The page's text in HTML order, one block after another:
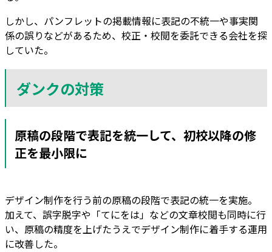
しかし、パンフレットの掲載情報に表記の不統一や事実関
係の誤りなどがあるため、校正・校閲を委託できる会社を探
していた。
ダンクの対策
原稿の段階で表記を統一して、初校以降の修
正を最小限に
デザイン制作を行う前の原稿の段階で表記の統一を実施。
加えて、誤字脱字や「てにをは」などの文章校閲も同時に行
い、原稿の精度を上げたうえでデザイン制作に着手する運用
に改善した。